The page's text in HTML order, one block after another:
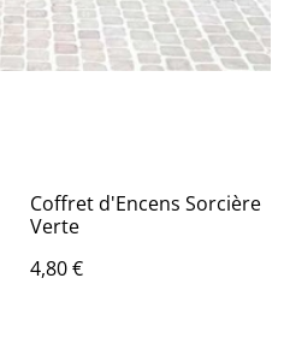
Coffret d'Encens Sorcière
Verte
4,80 €